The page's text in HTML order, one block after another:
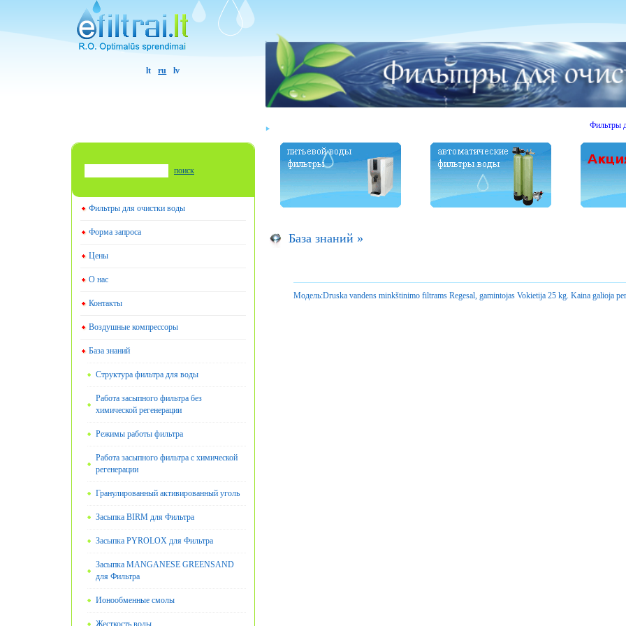
lt ru lv
Фильтры для
поиск
Фильтры для очистки воды
Форма запроса
Цены
О нас
Контакты
Воздушные компрессоры
База знаний
Структура фильтра для воды
Работа засыпного фильтра без
химической регенерации
Режимы работы фильтра
Работа засыпного фильтра с химической
регенерации
Гранулированный активированный уголь
Засыпка BIRM для Фильтра
Засыпка PYROLOX для Фильтра
Засыпка MANGANESE GREENSAND
для Фильтра
Ионообменные смолы
Жесткость воды
База знаний »
Модель:Druska vandens minkštinimo filtrams Regesal, gamintojas Vokietija 25 kg. Kaina galioja